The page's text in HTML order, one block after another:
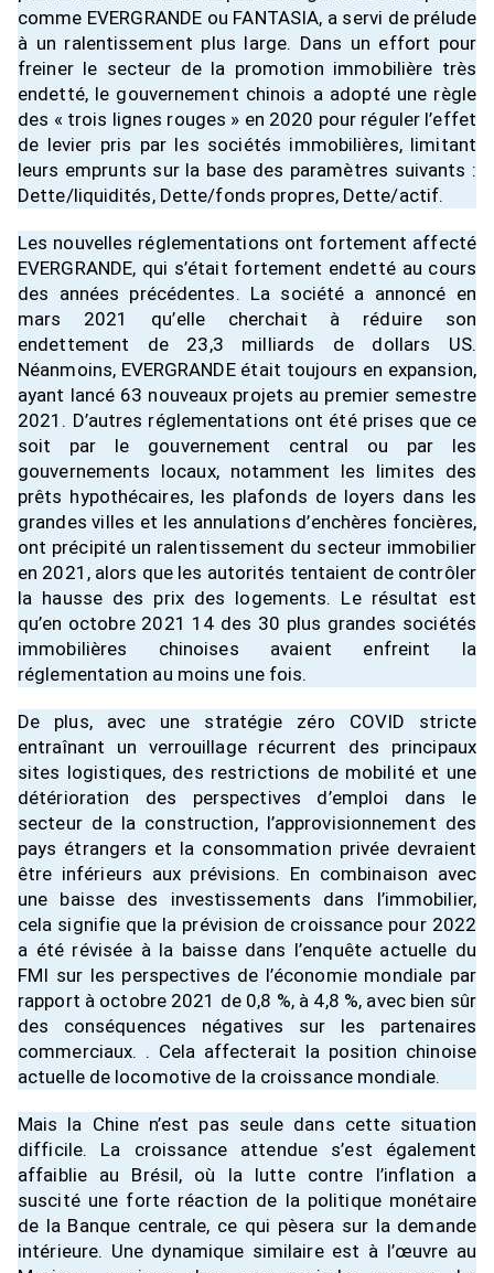
comme EVERGRANDE ou FANTASIA, a servi de prélude
à un ralentissement plus large. Dans un effort pour
freiner le secteur de la promotion immobilière très
endetté, le gouvernement chinois a adopté une règle
des « trois lignes rouges » en 2020 pour réguler l’effet
de levier pris par les sociétés immobilières, limitant
leurs emprunts sur la base des paramètres suivants :
Dette/liquidités, Dette/fonds propres, Dette/actif.
Les nouvelles réglementations ont fortement affecté
EVERGRANDE, qui s’était fortement endetté au cours
des années précédentes. La société a annoncé en
mars 2021 qu’elle cherchait à réduire son
endettement de 23,3 milliards de dollars US.
Néanmoins, EVERGRANDE était toujours en expansion,
ayant lancé 63 nouveaux projets au premier semestre
2021. D’autres réglementations ont été prises que ce
soit par le gouvernement central ou par les
gouvernements locaux, notamment les limites des
prêts hypothécaires, les plafonds de loyers dans les
grandes villes et les annulations d’enchères foncières,
ont précipité un ralentissement du secteur immobilier
en 2021, alors que les autorités tentaient de contrôler
la hausse des prix des logements. Le résultat est
qu’en octobre 2021 14 des 30 plus grandes sociétés
immobilières chinoises avaient enfreint la
réglementation au moins une fois.
De plus, avec une stratégie zéro COVID stricte
entraînant un verrouillage récurrent des principaux
sites logistiques, des restrictions de mobilité et une
détérioration des perspectives d’emploi dans le
secteur de la construction, l’approvisionnement des
pays étrangers et la consommation privée devraient
être inférieurs aux prévisions. En combinaison avec
une baisse des investissements dans l’immobilier,
cela signifie que la prévision de croissance pour 2022
a été révisée à la baisse dans l’enquête actuelle du
FMI sur les perspectives de l’économie mondiale par
rapport à octobre 2021 de 0,8 %, à 4,8 %, avec bien sûr
des conséquences négatives sur les partenaires
commerciaux. . Cela affecterait la position chinoise
actuelle de locomotive de la croissance mondiale.
Mais la Chine n’est pas seule dans cette situation
difficile. La croissance attendue s’est également
affaiblie au Brésil, où la lutte contre l’inflation a
suscité une forte réaction de la politique monétaire
de la Banque centrale, ce qui pèsera sur la demande
intérieure. Une dynamique similaire est à l’œuvre au